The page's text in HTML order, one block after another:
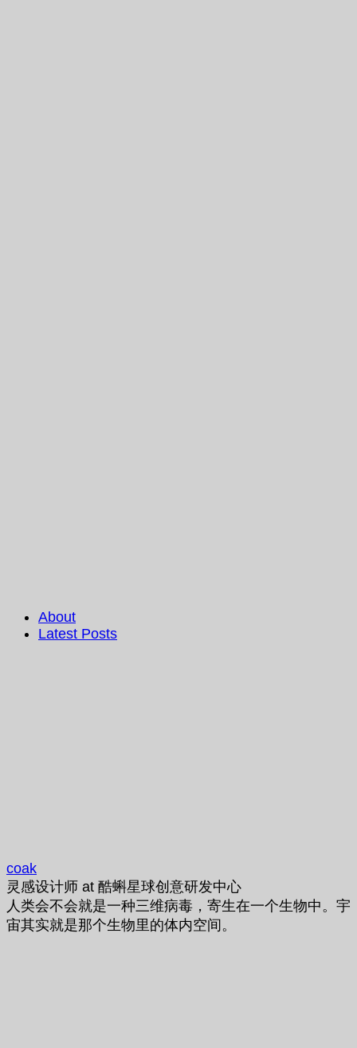
About
Latest Posts
coak
灵感设计师 at 酷蝌星球创意研发中心
人类会不会就是一种三维病毒，寄生在一个生物中。宇
宙其实就是那个生物里的体内空间。